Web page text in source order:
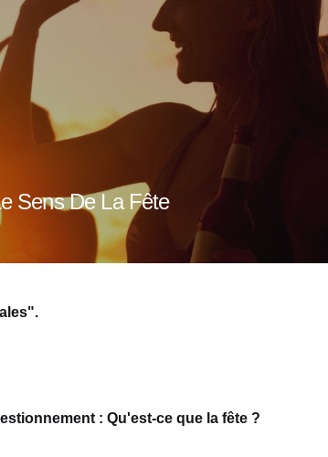
Sens De La Fête
: Qu'est-ce que la fête ?